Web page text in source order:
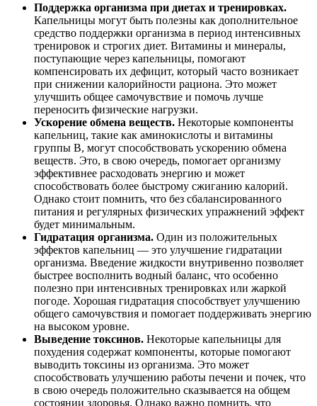
Поддержка организма при диетах и тренировках.
Капельницы могут быть полезны как дополнительное
средство поддержки организма в период интенсивных
тренировок и строгих диет. Витамины и минералы,
поступающие через капельницы, помогают
компенсировать их дефицит, который часто возникает
при снижении калорийности рациона. Это может
улучшить общее самочувствие и помочь лучше
переносить физические нагрузки.
Ускорение обмена веществ. Некоторые компоненты
капельниц, такие как аминокислоты и витамины
группы B, могут способствовать ускорению обмена
веществ. Это, в свою очередь, помогает организму
эффективнее расходовать энергию и может
способствовать более быстрому сжиганию калорий.
Однако стоит помнить, что без сбалансированного
питания и регулярных физических упражнений эффект
будет минимальным.
Гидратация организма. Один из положительных
эффектов капельниц — это улучшение гидратации
организма. Введение жидкости внутривенно позволяет
быстрее восполнить водный баланс, что особенно
полезно при интенсивных тренировках или жаркой
погоде. Хорошая гидратация способствует улучшению
общего самочувствия и помогает поддерживать энергию
на высоком уровне.
Выведение токсинов. Некоторые капельницы для
похудения содержат компоненты, которые помогают
выводить токсины из организма. Это может
способствовать улучшению работы печени и почек, что
в свою очередь положительно сказывается на общем
состоянии здоровья. Однако важно помнить, что